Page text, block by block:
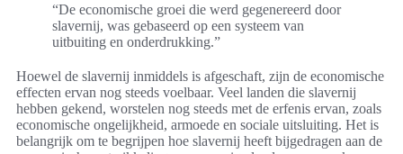
“De economische groei die werd gegenereerd door
slavernij, was gebaseerd op een systeem van
uitbuiting en onderdrukking.”
Hoewel de slavernij inmiddels is afgeschaft, zijn de economische
effecten ervan nog steeds voelbaar. Veel landen die slavernij
hebben gekend, worstelen nog steeds met de erfenis ervan, zoals
economische ongelijkheid, armoede en sociale uitsluiting. Het is
belangrijk om te begrijpen hoe slavernij heeft bijgedragen aan de